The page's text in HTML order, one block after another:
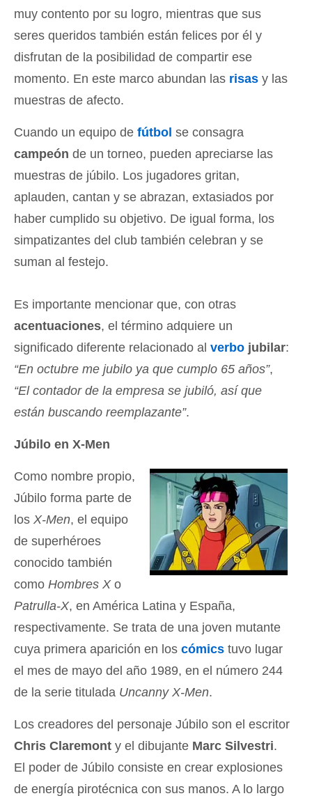
muy contento por su logro, mientras que sus
seres queridos también están felices por él y
disfrutan de la posibilidad de compartir ese
momento. En este marco abundan las risas y las
muestras de afecto.
Cuando un equipo de fútbol se consagra
campeón de un torneo, pueden apreciarse las
muestras de júbilo. Los jugadores gritan,
aplauden, cantan y se abrazan, extasiados por
haber cumplido su objetivo. De igual forma, los
simpatizantes del club también celebran y se
suman al festejo.
Es importante mencionar que, con otras
acentuaciones, el término adquiere un
significado diferente relacionado al verbo jubilar:
“En octubre me jubilo ya que cumplo 65 años”,
“El contador de la empresa se jubiló, así que
están buscando reemplazante”.
Júbilo en X-Men
Como nombre propio,
Júbilo forma parte de
los X-Men, el equipo
de superhéroes
conocido también
como Hombres Xo
Patrulla-X, en América Latina y España,
respectivamente. Se trata de una joven mutante
cuya primera aparición en los cómics tuvo lugar
el mes de mayo del año 1989, en el número 244
de la serie titulada Uncanny X-Men.
Los creadores del personaje Júbilo son el escritor
Chris Claremont y el dibujante Marc Silvestri.
El poder de Júbilo consiste en crear explosiones
de energía pirotécnica con sus manos. A lo largo